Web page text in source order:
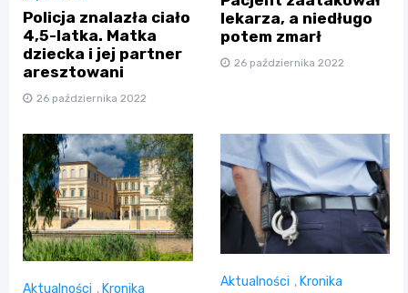
Policja znalazła ciało
4,5-latka. Matka
dziecka i jej partner
aresztowani
26 października 2022
lekarza, a niedługo
potem zmarł
26 października 2022
Aktualności , Kronika Aktualności , Kronika